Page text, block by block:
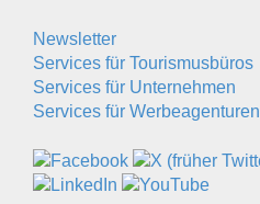
Newsletter
Services für Tourismusbüros
Services für Unternehmen
Services für Werbeagenturen